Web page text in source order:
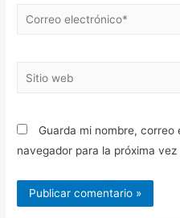
Correo
Sitio
Guarda mi nombre,
navegador para la próxima